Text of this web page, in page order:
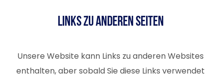
Links zu anderen Seiten
Unsere Website kann Links zu anderen Websites
enthalten, aber sobald Sie diese Links verwendet